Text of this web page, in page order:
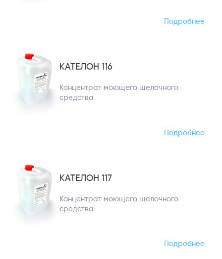
Подробнее
КАТЕЛОН 116
Концентрат моющего щелочного
средства
Подробнее
КАТЕЛОН 117
Концентрат моющего щелочного
средства
Подробнее